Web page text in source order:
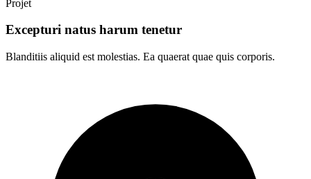
Projet
Excepturi natus harum tenetur
Blanditiis aliquid est molestias. Ea quaerat quae quis corporis.